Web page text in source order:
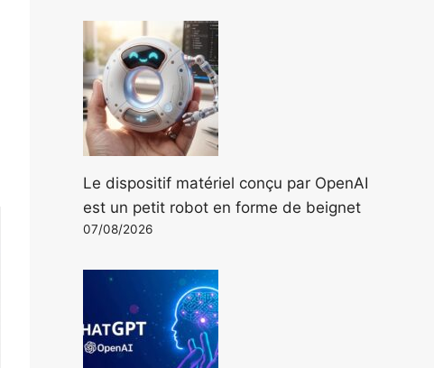
Le dispositif matériel conçu par OpenAI
est un petit robot en forme de beignet
07/08/2026